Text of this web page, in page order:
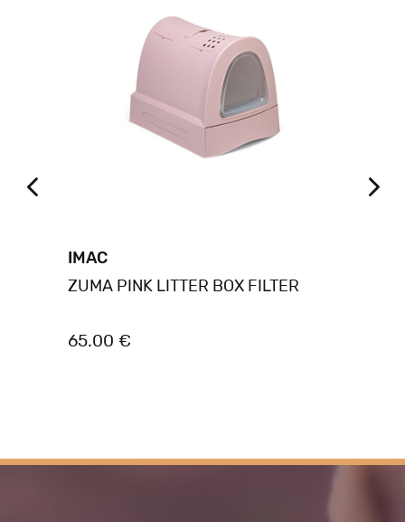
IMAC
ZUMA PINK LITTER BOX FILTER
65.00 €